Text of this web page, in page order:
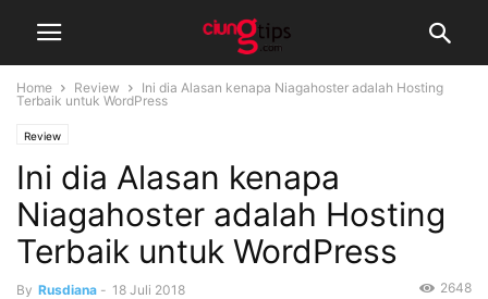
Home Review
Ini dia Alasan kenapa Niagahoster adalah Hosting
Terbaik untuk WordPress
Review
Ini dia Alasan kenapa
Niagahoster adalah Hosting
Terbaik untuk WordPress
By Rusdiana - 18 Juli 2018 2648